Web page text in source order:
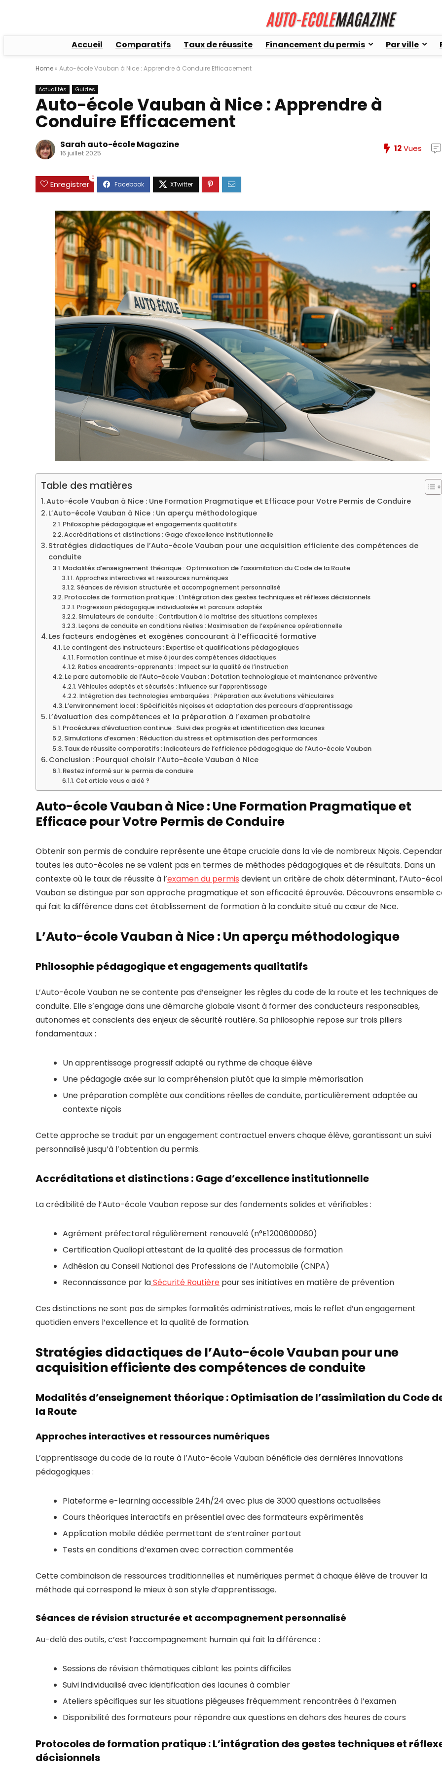
Accueil Comparatifs Taux de réussite Financement du permis Par ville
Home » Auto-école Vauban à Nice : Apprendre à Conduire Efficacement
Actualités Guides
Auto-école Vauban à Nice : Apprendre à
Conduire Efficacement
Sarah auto-école Magazine
16 juillet 2025 12Vues
Enregistrer
0
Table des matières
Auto-école Vauban à Nice : Une Formation Pragmatique et Efficace pour Votre Permis de Conduire
L’Auto-école Vauban à Nice : Un aperçu méthodologique
Philosophie pédagogique et engagements qualitatifs
Accréditations et distinctions : Gage d’excellence institutionnelle
Stratégies didactiques de l’Auto-école Vauban pour une acquisition efficiente des compétences de
conduite
Modalités d’enseignement théorique : Optimisation de l’assimilation du Code de la Route
Approches interactives et ressources numériques
Séances de révision structurée et accompagnement personnalisé
Protocoles de formation pratique : L’intégration des gestes techniques et réflexes décisionnels
Progression pédagogique individualisée et parcours adaptés
Simulateurs de conduite : Contribution à la maîtrise des situations complexes
Leçons de conduite en conditions réelles : Maximisation de l’expérience opérationnelle
Les facteurs endogènes et exogènes concourant à l’efficacité formative
Le contingent des instructeurs : Expertise et qualifications pédagogiques
Formation continue et mise à jour des compétences didactiques
Ratios encadrants-apprenants : Impact sur la qualité de l’instruction
Le parc automobile de l’Auto-école Vauban : Dotation technologique et maintenance préventive
Véhicules adaptés et sécurisés : Influence sur l’apprentissage
Intégration des technologies embarquées : Préparation aux évolutions véhiculaires
L’environnement local : Spécificités niçoises et adaptation des parcours d’apprentissage
L’évaluation des compétences et la préparation à l’examen probatoire
Procédures d’évaluation continue : Suivi des progrès et identification des lacunes
Simulations d’examen : Réduction du stress et optimisation des performances
Taux de réussite comparatifs : Indicateurs de l’efficience pédagogique de l’Auto-école Vauban
Conclusion : Pourquoi choisir l’Auto-école Vauban à Nice
Restez informé sur le permis de conduire
Cet article vous a aidé ?
Auto-école Vauban à Nice : Une Formation Pragmatique et
Efficace pour Votre Permis de Conduire
Obtenir son permis de conduire représente une étape cruciale dans la vie de nombreux Niçois.
toutes les auto-écoles ne se valent pas en termes de méthodes pédagogiques et de résultats. Dans un
contexte où le taux de réussite à l’examen du permis devient un critère de choix déterminant, l’Auto-
Vauban se distingue par son approche pragmatique et son efficacité éprouvée. Découvrons ensemble
qui fait la différence dans cet établissement de formation à la conduite situé au cœur de Nice.
L’Auto-école Vauban à Nice : Un aperçu méthodologique
Philosophie pédagogique et engagements qualitatifs
L’Auto-école Vauban ne se contente pas d’enseigner les règles du code de la route et les techniques de
conduite. Elle s’engage dans une démarche globale visant à former des conducteurs responsables,
autonomes et conscients des enjeux de sécurité routière. Sa philosophie repose sur trois piliers
fondamentaux :
Un apprentissage progressif adapté au rythme de chaque élève
Une pédagogie axée sur la compréhension plutôt que la simple mémorisation
Une préparation complète aux conditions réelles de conduite, particulièrement adaptée au
contexte niçois
Cette approche se traduit par un engagement contractuel envers chaque élève, garantissant un suivi
personnalisé jusqu’à l’obtention du permis.
Accréditations et distinctions : Gage d’excellence institutionnelle
La crédibilité de l’Auto-école Vauban repose sur des fondements solides et vérifiables :
Agrément préfectoral régulièrement renouvelé (n°E1200600060)
Certification Qualiopi attestant de la qualité des processus de formation
Adhésion au Conseil National des Professions de l’Automobile (CNPA)
Reconnaissance par laSécurité Routière pour ses initiatives en matière de prévention
Ces distinctions ne sont pas de simples formalités administratives, mais le reflet d’un engagement
quotidien envers l’excellence et la qualité de formation.
Stratégies didactiques de l’Auto-école Vauban pour une
acquisition efficiente des compétences de conduite
Modalités d’enseignement théorique : Optimisation de l’assimilation du Code
la Route
Approches interactives et ressources numériques
L’apprentissage du code de la route à l’Auto-école Vauban bénéficie des dernières innovations
pédagogiques :
Plateforme e-learning accessible 24h/24 avec plus de 3000 questions actualisées
Cours théoriques interactifs en présentiel avec des formateurs expérimentés
Application mobile dédiée permettant de s’entraîner partout
Tests en conditions d’examen avec correction commentée
Cette combinaison de ressources traditionnelles et numériques permet à chaque élève de trouver la
méthode qui correspond le mieux à son style d’apprentissage.
Séances de révision structurée et accompagnement personnalisé
Au-delà des outils, c’est l’accompagnement humain qui fait la différence :
Sessions de révision thématiques ciblant les points difficiles
Suivi individualisé avec identification des lacunes à combler
Ateliers spécifiques sur les situations piégeuses fréquemment rencontrées à l’examen
Disponibilité des formateurs pour répondre aux questions en dehors des heures de cours
Protocoles de formation pratique : L’intégration des gestes techniques et
décisionnels